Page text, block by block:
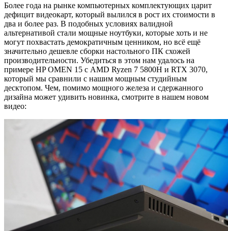
Более года на рынке компьютерных комплектующих царит
дефицит видеокарт, который вылился в рост их стоимости в
два и более раз. В подобных условиях валидной
альтернативой стали мощные ноутбуки, которые хоть и не
могут похвастать демократичным ценником, но всё ещё
значительно дешевле сборки настольного ПК схожей
производительности. Убедиться в этом нам удалось на
примере HP OMEN 15 с AMD Ryzen 7 5800H и RTX 3070,
который мы сравнили с нашим мощным студийным
десктопом. Чем, помимо мощного железа и сдержанного
дизайна может удивить новинка, смотрите в нашем новом
видео: